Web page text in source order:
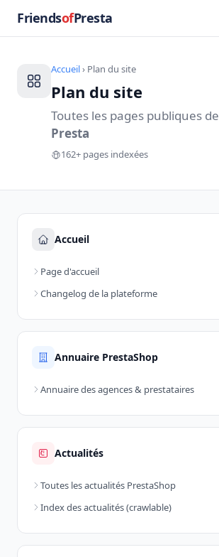
FriendsofPresta
Accueil› Plan du site
Plan du site
Toutes les pages publiques de
Presta
162+ pages indexées
Accueil
Page d'accueil
Changelog de la plateforme
Annuaire PrestaShop
Annuaire des agences & prestataires
Actualités
Toutes les actualités PrestaShop
Index des actualités (crawlable)